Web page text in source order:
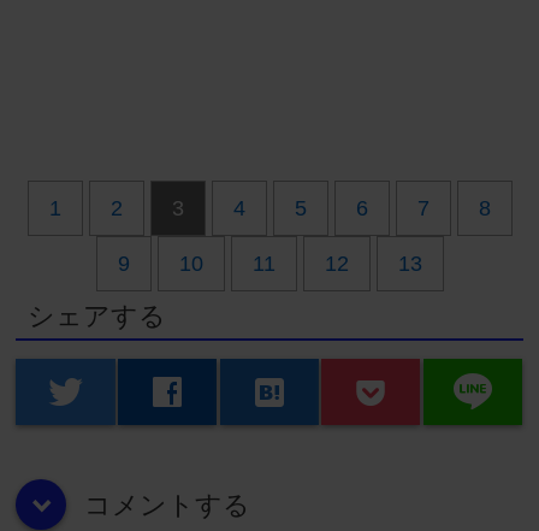
1 2 3 4 5 6 7 8
9 10 11 12 13
シェアする
twitter facebook hatenabookmark line
down コメントする